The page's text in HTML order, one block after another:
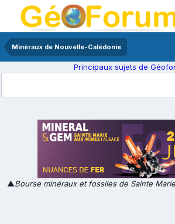
Minéraux de Nouvelle-Calédonie
Principaux sujets de
▲Bourse minéraux et fossiles de Sainte